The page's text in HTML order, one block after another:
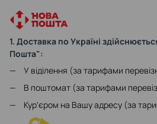
1. Доставка по Україні
Пошта":
У віділення (за тарифами
В поштомат (за тарифами
Кур'єром на Вашу адресу (за